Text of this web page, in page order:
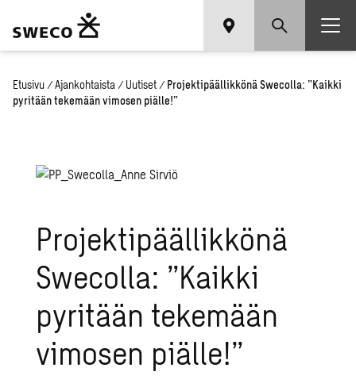
Etusivu / Ajankohtaista / Uutiset / Projektipäällikkönä Swecolla: ”Kaikki
pyritään tekemään vimosen piälle!”
Projektipäällikkönä
Swecolla: ”Kaikki
pyritään tekemään
vimosen piälle!”